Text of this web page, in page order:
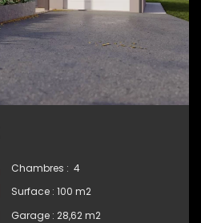
Chambres : 4
Surface : 100 m2
Garage : 28,62 m2